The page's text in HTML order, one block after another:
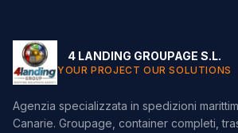
4 LANDING GROUPAGE S.L.
YOUR PROJECT OUR SOLUTIONS
Agenzia specializzata in spedizioni
Canarie. Groupage, container completi,